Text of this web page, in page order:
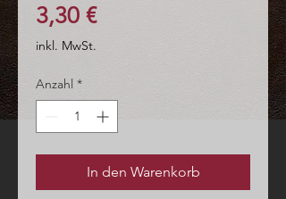
3,30 €Preis
inkl. MwSt.
Anzahl *
In den Warenkorb